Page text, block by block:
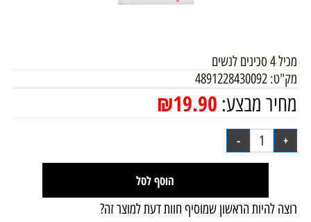
מכיל 4 סכינים לנשים
מק"ט: 4891228430092
מחיר מבצע: ₪19.90
הוסף לסל
רוצה להיות הראשון שמוסיף חוות דעת למוצר זה?